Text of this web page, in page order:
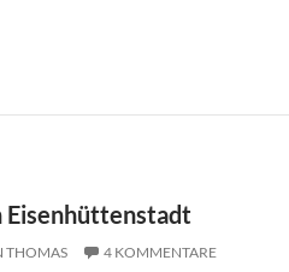
Eisenhüttenstadt
THOMAS 4 KOMMENTARE